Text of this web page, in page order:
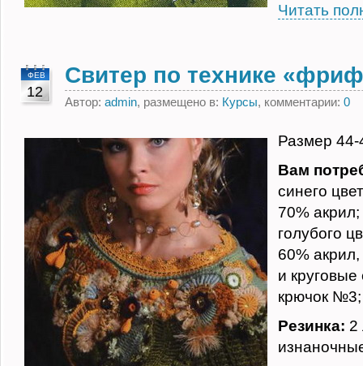
Читать
ФЕВ
12
Свитер по технике
Автор: admin, размещено в: Курсы, комментарии: 0
Размер 44-
Вам
синего
70%
голубого
60%
и
крючок №3;
Резинка: 2